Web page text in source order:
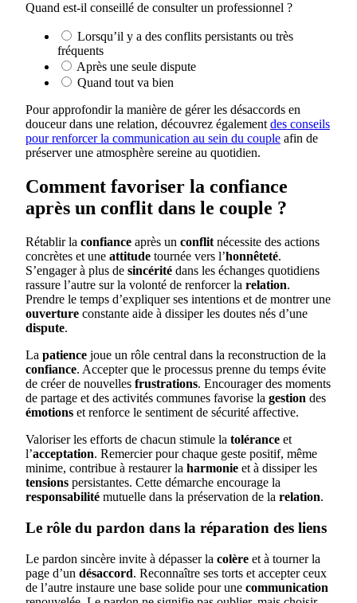
Quand est-il conseillé de consulter un professionnel ?
Lorsqu’il y a des conflits persistants ou très
fréquents
Après une seule dispute
Quand tout va bien
Pour approfondir la manière de gérer les désaccords en
douceur dans une relation, découvrez égalementdes conseils
pour renforcer la communication au sein du couple afin de
préserver une atmosphère sereine au quotidien.
Comment favoriser la confiance
après un conflit dans le couple ?
Rétablir la confiance après un conflit nécessite des actions
concrètes et une attitude tournée vers l’honnêteté.
S’engager à plus de sincérité dans les échanges quotidiens
rassure l’autre sur la volonté de renforcer la relation.
Prendre le temps d’expliquer ses intentions et de montrer une
ouverture constante aide à dissiper les doutes nés d’une
dispute.
La patience joue un rôle central dans la reconstruction de la
confiance. Accepter que le processus prenne du temps évite
de créer de nouvelles frustrations. Encourager des moments
de partage et des activités communes favorise la gestion des
émotions et renforce le sentiment de sécurité affective.
Valoriser les efforts de chacun stimule la tolérance et
l’acceptation. Remercier pour chaque geste positif, même
minime, contribue à restaurer la harmonie et à dissiper les
tensions persistantes. Cette démarche encourage la
responsabilité mutuelle dans la préservation de la relation.
Le rôle du pardon dans la réparation des liens
Le pardon sincère invite à dépasser la colère et à tourner la
page d’un désaccord. Reconnaître ses torts et accepter ceux
de l’autre instaure une base solide pour une communication